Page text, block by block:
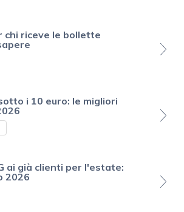
chi riceve le bollette
i 10 euro: le migliori
ai già clienti per l'estate:
2026